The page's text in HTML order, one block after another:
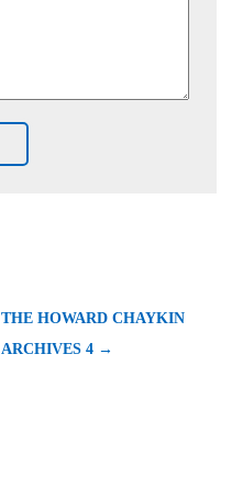
THE HOWARD CHAYKIN
ARCHIVES 4 →